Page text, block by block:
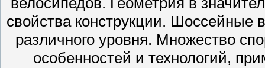
свойства конструкции. Шоссейные
различного уровня. Множество
особенностей и технологий,